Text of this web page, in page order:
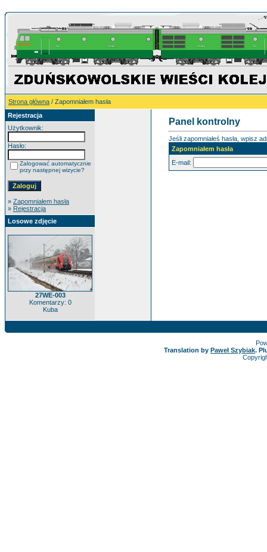
Strona główna / Zapomniałem hasła
Rejestracja
Użytkownik:
Hasło:
Zalogować automatycznie
przy następnej wizycie?
» Zapomniałem hasła
» Rejestracja
Losowe zdjęcie
27WE-003
Komentarzy: 0
Kuba
Panel kontrolny
Jeśli zapomniałeś hasła, wpisz
Zapomniałem hasła
E-mail:
Translation by Paweł Szybiak.